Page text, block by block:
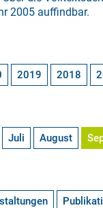
2005 auffindbar.
2019 2018
Juli August